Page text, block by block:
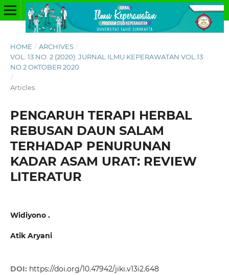
HOME / ARCHIVES /
VOL. 13 NO. 2 (2020): JURNAL ILMU KEPERAWATAN VOL.13
NO.2 OKTOBER 2020
/
Articles
PENGARUH TERAPI HERBAL
REBUSAN DAUN SALAM
TERHADAP PENURUNAN
KADAR ASAM URAT: REVIEW
LITERATUR
Widiyono .
Atik Aryani
DOI: https://doi.org/10.47942/jiki.v13i2.648